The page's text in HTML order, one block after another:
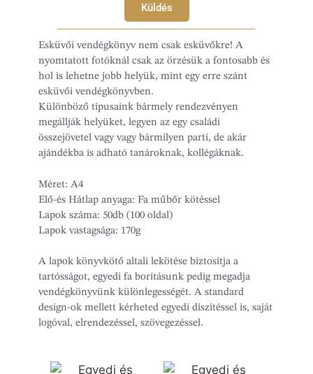
Küldés
Esküvői vendégkönyv nem csak esküvőkre! A
nyomtatott fotóknál csak az örzésük a fontosabb és
hol is lehetne jobb helyük, mint egy erre szánt
esküvői vendégkönyvben.
Különböző típusaink bármely rendezvényen
megállják helyüket, legyen az egy családi
összejövetel vagy vagy bármilyen parti, de akár
ajándékba is adható tanároknak, kollégáknak.
Méret: A4
Elő-és Hátlap anyaga: Fa műbőr kötéssel
Lapok száma: 50db (100 oldal)
Lapok vastagsága: 170g
A lapok könyvkötő altali lekötése biztosítja a
tartósságot, egyedi fa borításunk pedig megadja
vendégkönyvünk különlegességét. A standard
design-ok mellett kérheted egyedi díszítéssel is, saját
logóval, elrendezéssel, szövegezéssel.